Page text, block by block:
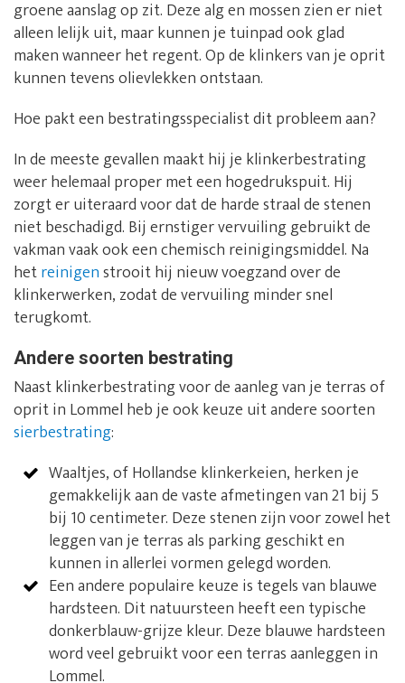
groene aanslag op zit. Deze alg en mossen zien er niet
alleen lelijk uit, maar kunnen je tuinpad ook glad
maken wanneer het regent. Op de klinkers van je oprit
kunnen tevens olievlekken ontstaan.
Hoe pakt een bestratingsspecialist dit probleem aan?
In de meeste gevallen maakt hij je klinkerbestrating
weer helemaal proper met een hogedrukspuit. Hij
zorgt er uiteraard voor dat de harde straal de stenen
niet beschadigd. Bij ernstiger vervuiling gebruikt de
vakman vaak ook een chemisch reinigingsmiddel. Na
hetreinigenstrooit hij nieuw voegzand over de
klinkerwerken, zodat de vervuiling minder snel
terugkomt.
Andere soorten bestrating
Naast klinkerbestrating voor de aanleg van je terras of
oprit in Lommel heb je ook keuze uit andere soorten
sierbestrating:
Waaltjes, of Hollandse klinkerkeien, herken je
gemakkelijk aan de vaste afmetingen van 21 bij 5
bij 10 centimeter. Deze stenen zijn voor zowel het
leggen van je terras als parking geschikt en
kunnen in allerlei vormen gelegd worden.
Een andere populaire keuze is tegels van blauwe
hardsteen. Dit natuursteen heeft een typische
donkerblauw-grijze kleur. Deze blauwe hardsteen
word veel gebruikt voor een terras aanleggen in
Lommel.